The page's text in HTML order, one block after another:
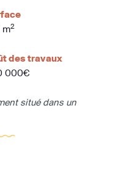
m2
des travaux
000€
situé dans un